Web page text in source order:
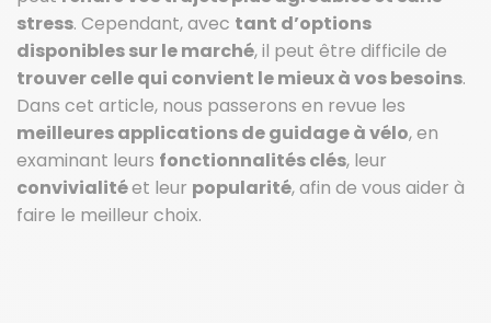
stress. Cependant, avec tant d’options
disponibles sur le marché, il peut être difficile de
trouver celle qui convient le mieux à vos besoins.
Dans cet article, nous passerons en revue les
meilleures applications de guidage à vélo, en
examinant leurs fonctionnalités clés, leur
convivialitéet leur popularité, afin de vous aider à
faire le meilleur choix.